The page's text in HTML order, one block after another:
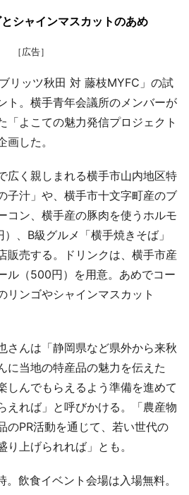
シャインマスカットのあめ
［広告］
リッツ秋田 対 藤枝MYFC」の試
ト。横手青年会議所のメンバーが
「よこての魅力発信プロジェクト
した。
広く親しまれる横手市山内地区特
子汁」や、横手市十文字町産のブ
コン、横手産の豚肉を使うホルモ
、B級グルメ「横手焼きそば」
販売する。ドリンクは、横手市産
ル（500円）を用意。あめでコー
リンゴやシャインマスカット
んは「静岡県など県外から来秋
に当地の特産品の魅力を伝えた
しんでもらえるよう準備を進めて
えれば」と呼びかける。「農産物
のPR活動を通じて、若い世代の
上げられれば」とも。
飲食イベント会場は入場無料。